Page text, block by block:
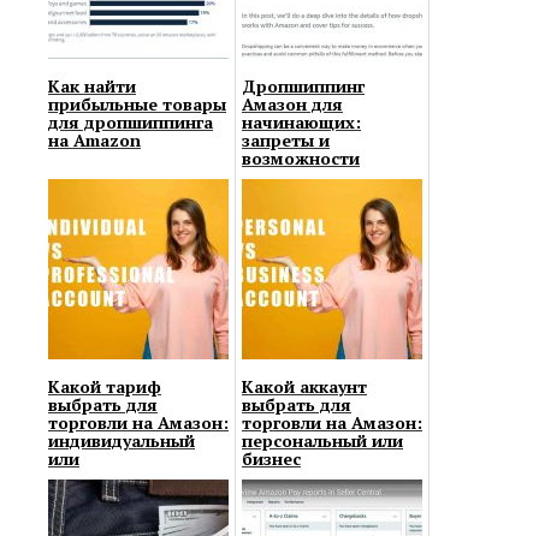
Как найти
прибыльные товары
для дропшиппинга
на Amazon
Дропшиппинг
Амазон для
начинающих:
запреты и
возможности
Какой тариф
выбрать для
торговли на Амазон:
индивидуальный
или
профессиональный
Какой аккаунт
выбрать для
торговли на Амазон:
персональный или
бизнес